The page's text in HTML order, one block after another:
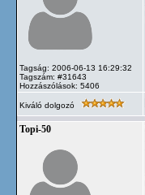
Tagság: 2006-06-13 16:29:32
Tagszám: #31643
Hozzászólások: 5406
Kiváló dolgozó
Topi-50